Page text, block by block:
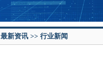
最新资讯 >> 行业新闻